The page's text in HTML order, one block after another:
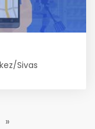
Sivas
»